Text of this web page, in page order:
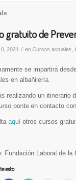
gratuito de
2021 / en Cursos actuales
se impartirá
en albañilería
realizando un itinerario
ponte en contacto
aquí otros cursos
Fundación Laboral de la
esto: